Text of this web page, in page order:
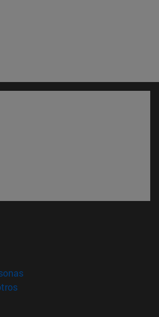
nueva ventana)
(abre en nueva ventana)
(abre en nueva ventana)